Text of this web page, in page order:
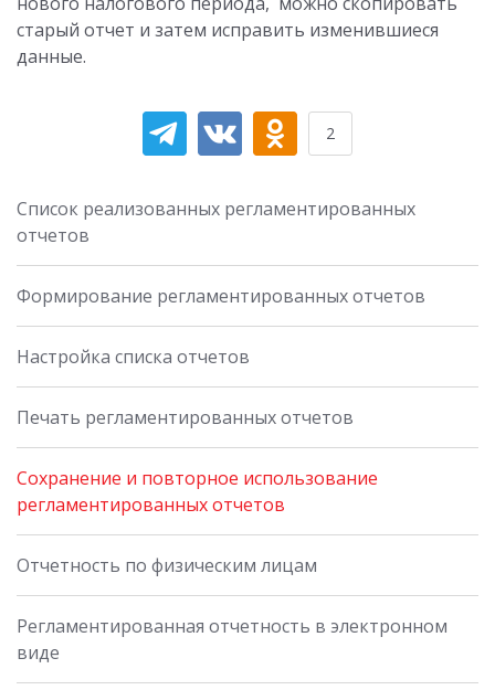
старый отчет и затем исправить изменившиеся
данные.
2
Список реализованных регламентированных
отчетов
Формирование регламентированных отчетов
Настройка списка отчетов
Печать регламентированных отчетов
Сохранение и повторное использование
регламентированных отчетов
Отчетность по физическим лицам
Регламентированная отчетность в электронном
виде